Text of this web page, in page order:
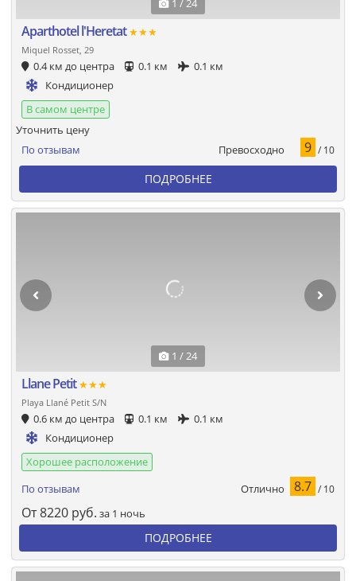
1 / 24
Aparthotel l'Heretat★★★
Miquel Rosset, 29
0.4 км до центра 0.1 км
0.1 км
Кондиционер
В самом центре
По отзывам Превосходно 9 / 10
Уточнить цену
ПОДРОБНЕЕ
1 / 24
Llane Petit★★★
Playa Llané Petit S/N
0.6 км до центра 0.1 км
0.1 км
Кондиционер
Хорошее расположение
По отзывам
Отлично 8.7 / 10
От8220 руб. за 1 ночь
ПОДРОБНЕЕ